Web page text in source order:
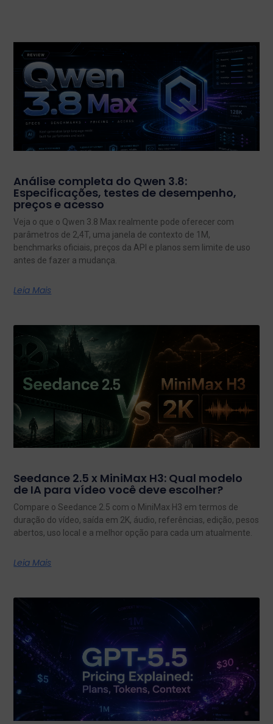
Análise completa do Qwen 3.8:
Especificações, testes de desempenho,
preços e acesso
Veja o que o Qwen 3.8 Max realmente pode oferecer com
parâmetros de 2,4T, uma janela de contexto de 1M,
benchmarks oficiais, preços da API e planos sem limite de uso
antes de fazer a mudança.
Leia Mais
Seedance 2.5 x MiniMax H3: Qual modelo
de IA para vídeo você deve escolher?
Compare o Seedance 2.5 com o MiniMax H3 em termos de
duração do vídeo, saída em 2K, áudio, referências, edição, pesos
abertos, uso local e a melhor opção para cada um atualmente.
Leia Mais